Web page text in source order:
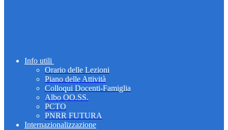
Info utili
Orario delle Lezioni
Piano delle Attività
Colloqui Docenti-Famiglia
Albo OO.SS.
PCTO
PNRR FUTURA
Internazionalizzazione